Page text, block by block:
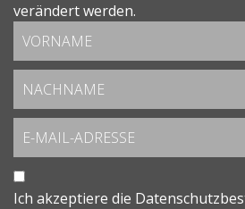
verändert werden.
Ich akzeptiere die